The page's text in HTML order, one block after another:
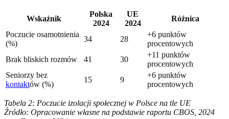
Wskaźnik
Polska
2024
UE
2024
Różnica
Poczucie osamotnienia
(%)
34 28
+6 punktów
procentowych
Brak bliskich rozmów
41 30
+11 punktów
procentowych
Seniorzy bez
kontaktów (%)
15 9
+6 punktów
procentowych
Tabela 2: Poczucie izolacji społecznej w Polsce na tle UE
Źródło: Opracowanie własne na podstawie raportu CBOS, 2024